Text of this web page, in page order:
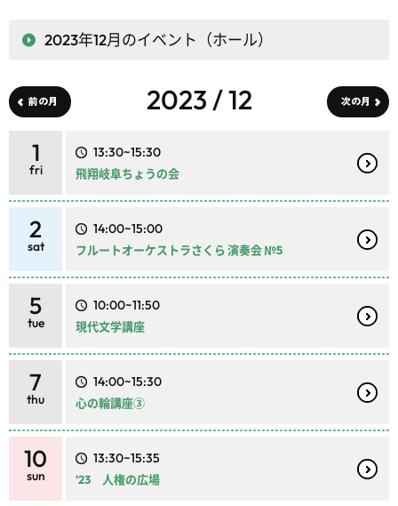
2023年12月のイベント（ホール）
前の月 2023 / 12 次の月
1
fri
13:30~15:30
飛翔岐阜ちょうの会
2
sat
14:00~15:00
フルートオーケストラさくら 演奏会 №5
5
tue
10:00~11:50
現代文学講座
7
thu
14:00~15:30
心の輪講座③
10
sun
13:30~15:35
'23 人権の広場